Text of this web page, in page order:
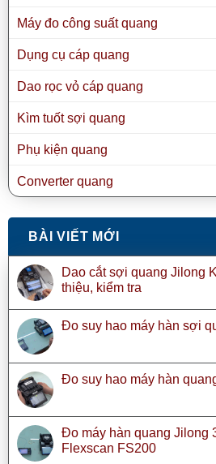
Máy đo công suất quang
Dụng cụ cáp quang
Dao rọc vỏ cáp quang
Kìm tuốt sợi quang
Phụ kiện quang
Converter quang
BÀI VIẾT MỚI
Dao cắt sợi quang Jilong
thiệu, kiểm tra
Đo suy hao máy hàn sợi
Đo suy hao máy hàn
Đo máy hàn quang Jilong
Flexscan FS200